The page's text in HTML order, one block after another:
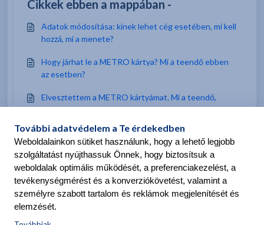
Cikkek ebben a mappában -
Adatok módosítása: kinek lehet cég esetében, mi kell
hozzá, mi a menete?
Hogy járhat le a METRO kártya? Mi a teendő ebben
az esetben?
Elvesztettem a METRO kártyámat. Mi a teendő,
hogyan kaphatok másikat?
Tetszhet Önnek -
Elvesztettem a METRO kártyámat. Mi a teendő,
hogyan kaphatok másikat?
Lehetséges problémák